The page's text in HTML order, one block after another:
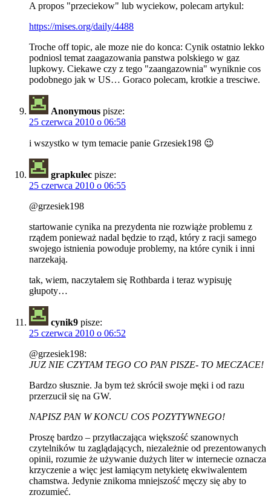
A propos "przeciekow" lub wyciekow, polecam artykul:
https://mises.org/daily/4488
Troche off topic, ale moze nie do konca: Cynik ostatnio lekko
podniosl temat zaagazowania panstwa polskiego w gaz
lupkowy. Ciekawe czy z tego "zaangazownia" wyniknie cos
podobnego jak w US… Goraco polecam, krotkie a tresciwe.
Anonymous pisze:
25 czerwca 2010 o 06:58
i wszystko w tym temacie panie Grzesiek198 😉
grapkulec pisze:
25 czerwca 2010 o 06:55
@grzesiek198
startowanie cynika na prezydenta nie rozwiąże problemu z
rządem ponieważ nadal będzie to rząd, który z racji samego
swojego istnienia powoduje problemy, na które cynik i inni
narzekają.
tak, wiem, naczytałem się Rothbarda i teraz wypisuję
głupoty…
cynik9 pisze:
25 czerwca 2010 o 06:52
@grzesiek198:
JUZ NIE CZYTAM TEGO CO PAN PISZE- TO MECZACE!
Bardzo słusznie. Ja bym też skrócił swoje męki i od razu
przerzucił się na GW.
NAPISZ PAN W KONCU COS POZYTYWNEGO!
Proszę bardzo – przytłaczająca większość szanownych
czytelników tu zaglądających, niezależnie od prezentowanych
opinii, rozumie że używanie dużych liter w internecie oznacza
krzyczenie a więc jest łamiącym netykietę ekwiwalentem
chamstwa. Jedynie znikoma mniejszość męczy się aby to
zrozumieć.